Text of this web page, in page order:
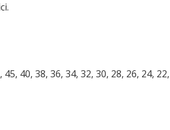
40, 38, 36, 34, 32, 30, 28, 26, 24,